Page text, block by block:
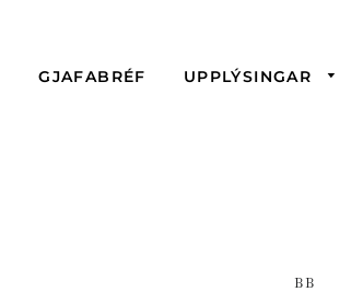
GJAFABRÉF UPPLÝSINGAR
BB